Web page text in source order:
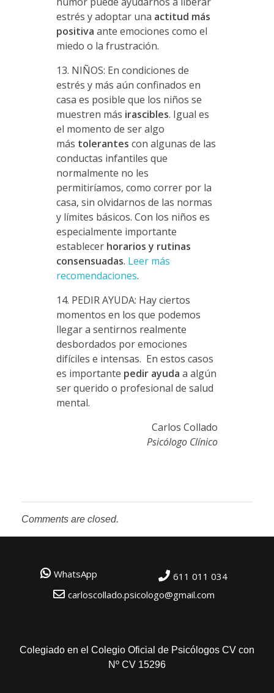
estrés y adoptar una actitud más
positiva ante emociones como el
miedo o la frustración.
13. NIÑOS: En condiciones de
estrés y más aún confinados en
casa es posible que los niños se
muestren más irascibles. Igual es
el momento de ser algo
más tolerantes con algunas de las
conductas infantiles que
normalmente no les
permitiríamos, como correr por la
casa, sin olvidarnos de las normas
y límites básicos. Con los niños es
especialmente importante
establecer horarios y rutinas
consensuadas. Leer más
recomendaciones.
14. PEDIR AYUDA: Hay ciertos
momentos en los que podemos
llegar a sentirnos realmente
desbordados por emociones
difíciles e intensas. En estos casos
es importante pedir ayuda a algún
ser querido o profesional de salud
mental.
Carlos Collado
Psicólogo Clínico
Comments are closed.
WhatsApp
611 011 034
carloscollado.psicologo@gmail.com
Colegiado en el Colegio Oficial de Psicólogos CV con
Nº CV 15296